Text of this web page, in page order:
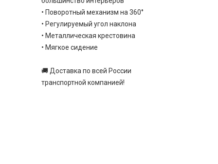
• Поворотный механизм на 360°
• Регулируемый угол наклона
• Металлическая крестовина
• Мягкое сидение
🚚 Доставка по всей России
транспортной компанией!